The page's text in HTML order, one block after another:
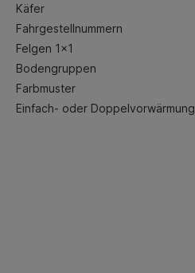
Käfer
Fahrgestellnummern
Felgen 1x1
Bodengruppen
Farbmuster
Einfach- oder Doppelvorwärmung